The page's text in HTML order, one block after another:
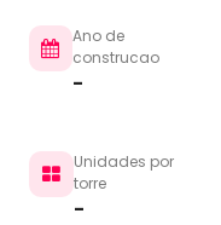
Ano de
construcao
-
Unidades por
torre
-